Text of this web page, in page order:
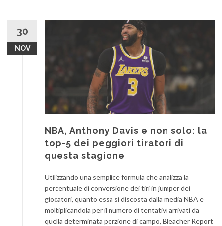
30
NOV
NBA, Anthony Davis e non solo: la
top-5 dei peggiori tiratori di
questa stagione
Utilizzando una semplice formula che analizza la
percentuale di conversione dei tiri in jumper dei
giocatori, quanto essa si discosta dalla media NBA e
moltiplicandola per il numero di tentativi arrivati da
quella determinata porzione di campo, Bleacher Report